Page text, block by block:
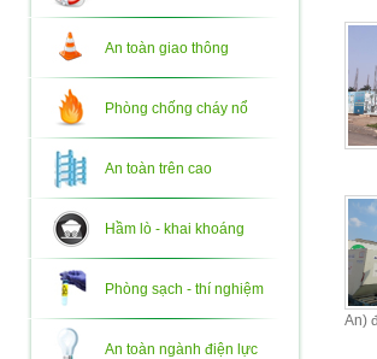
An toàn giao thông
Phòng chống cháy nổ
An toàn trên cao
Hầm lò - khai khoáng
Phòng sạch - thí nghiệm
An toàn ngành điện lực
An)